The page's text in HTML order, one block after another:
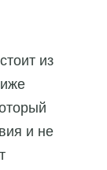
из
и не